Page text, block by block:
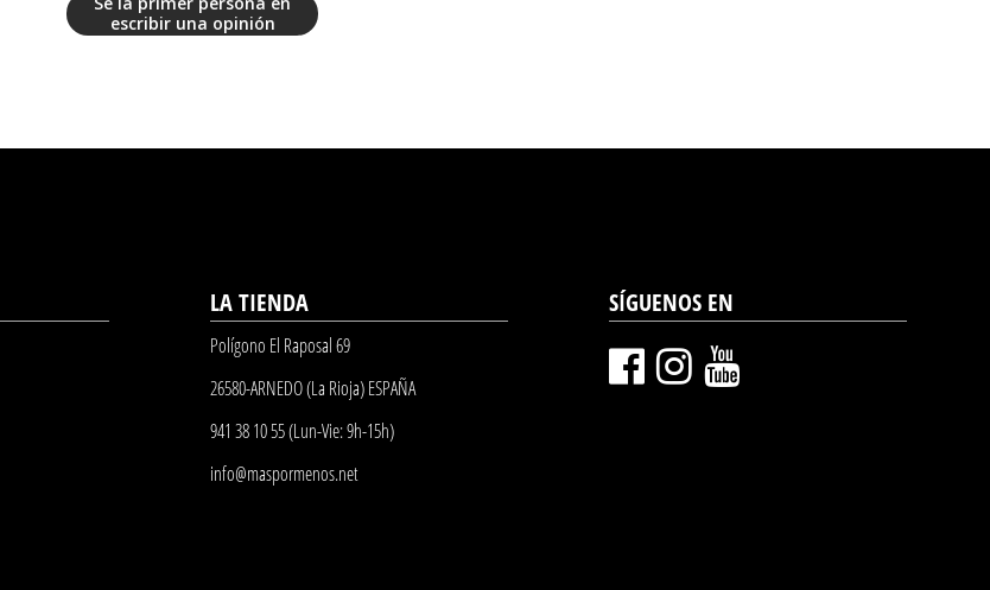
escribir una opinión
LA TIENDA
Polígono El Raposal 69
26580-ARNEDO (La Rioja) ESPAÑA
941 38 10 55 (Lun-Vie: 9h-15h)
info@maspormenos.net
SÍGUENOS EN